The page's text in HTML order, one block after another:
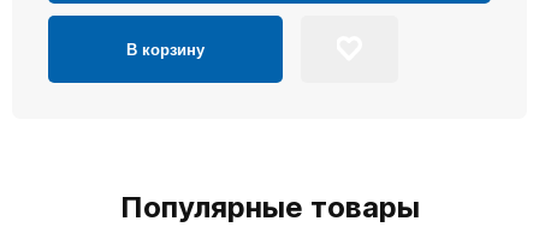
В корзину
Популярные товары